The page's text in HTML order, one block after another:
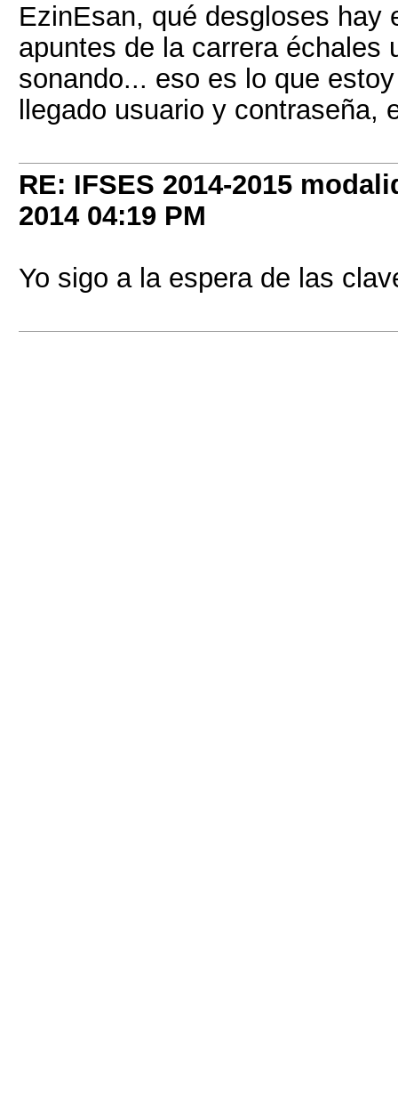
EzinEsan, qué desgloses hay
apuntes de la carrera échales
sonando... eso es lo que
llegado usuario y
RE: IFSES 2014-2015
2014 04:19 PM
Yo sigo a la espera de las